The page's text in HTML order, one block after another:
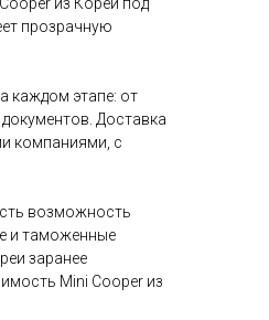
прозрачную
каждом этапе: от
Доставка
компаниями, с
возможность
и таможенные
заранее
Mini Cooper из